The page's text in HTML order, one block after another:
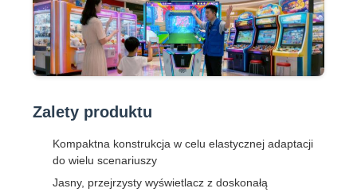
Zalety produktu
Kompaktna konstrukcja w celu elastycznej adaptacji
do wielu scenariuszy
Jasny, przejrzysty wyświetlacz z doskonałą